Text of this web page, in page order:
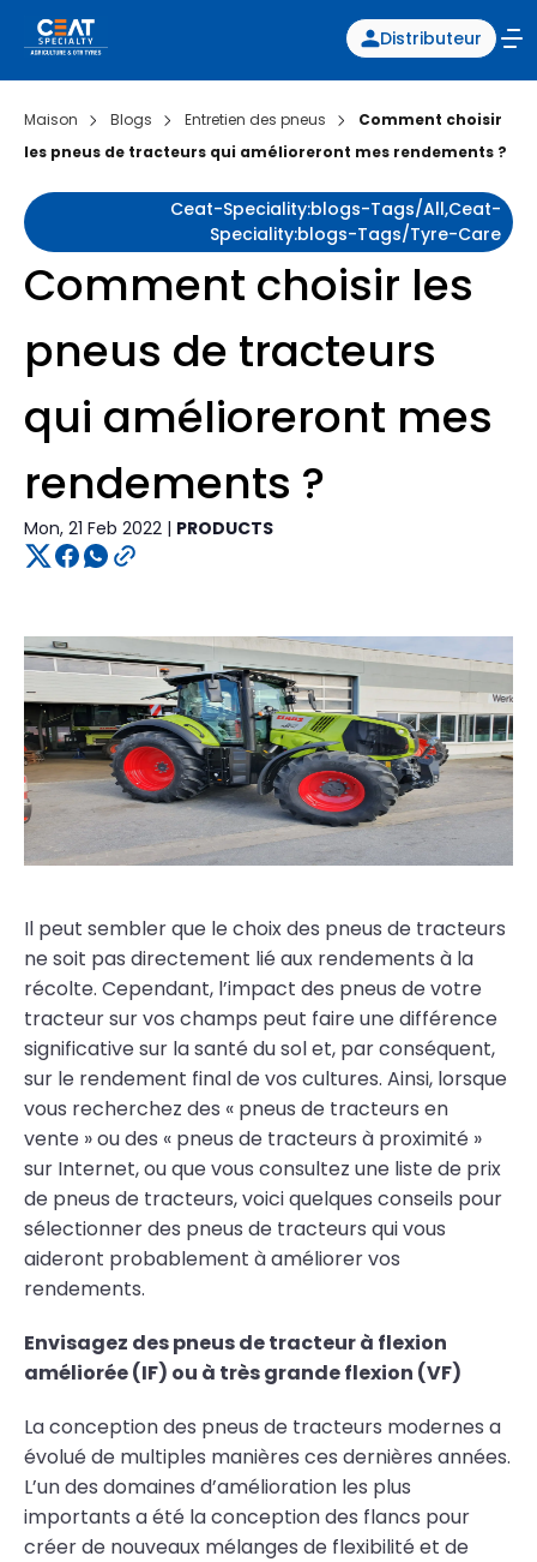
Distributeur
Maison Blogs Entretien des pneus
Comment choisir
les pneus de tracteurs qui amélioreront mes rendements ?
Ceat-Speciality:blogs-Tags/all,ceat-
Speciality:blogs-Tags/tyre-Care
Comment choisir les
pneus de tracteurs
qui amélioreront mes
rendements ?
Mon, 21 Feb 2022 | PRODUCTS
Il peut sembler que le choix des pneus de tracteurs
ne soit pas directement lié aux rendements à la
récolte. Cependant, l’impact des pneus de votre
tracteur sur vos champs peut faire une différence
significative sur la santé du sol et, par conséquent,
sur le rendement final de vos cultures. Ainsi, lorsque
vous recherchez des « pneus de tracteurs en
vente » ou des « pneus de tracteurs à proximité »
sur Internet, ou que vous consultez une liste de prix
de pneus de tracteurs, voici quelques conseils pour
sélectionner des pneus de tracteurs qui vous
aideront probablement à améliorer vos
rendements.
Envisagez des pneus de tracteur à flexion
améliorée (IF) ou à très grande flexion (VF)
La conception des pneus de tracteurs modernes a
évolué de multiples manières ces dernières années.
L’un des domaines d’amélioration les plus
importants a été la conception des flancs pour
créer de nouveaux mélanges de flexibilité et de